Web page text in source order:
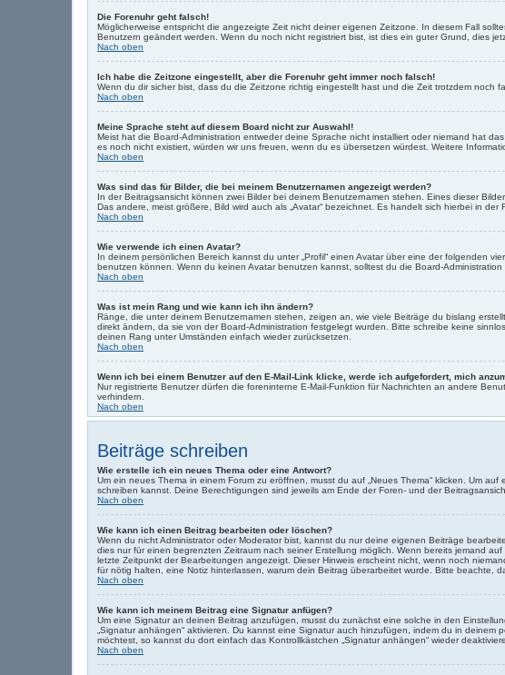
Die Forenuhr geht falsch!
Möglicherweise entspricht die angezeigte Zeit nicht deiner eigenen Zeitzone. In diesem Fall
Benutzern geändert werden. Wenn du noch nicht registriert bist, ist dies ein guter Grund, dies
Nach oben
Ich habe die Zeitzone eingestellt, aber die Forenuhr geht immer noch falsch!
Wenn du dir sicher bist, dass du die Zeitzone richtig eingestellt hast und die Zeit trotzdem noch
Nach oben
Meine Sprache steht auf diesem Board nicht zur Auswahl!
Meist hat die Board-Administration entweder deine Sprache nicht installiert oder niemand hat
es noch nicht existiert, würden wir uns freuen, wenn du es übersetzen würdest. Weitere
Nach oben
Was sind das für Bilder, die bei meinem Benutzernamen angezeigt werden?
In der Beitragsansicht können zwei Bilder bei deinem Benutzernamen stehen. Eines dieser
Das andere, meist größere, Bild wird auch als „Avatar“ bezeichnet. Es handelt sich hierbei in
Nach oben
Wie verwende ich einen Avatar?
In deinem persönlichen Bereich kannst du unter „Profil“ einen Avatar über eine der folgenden
benutzen können. Wenn du keinen Avatar benutzen kannst, solltest du die Board-Administration
Nach oben
Was ist mein Rang und wie kann ich ihn ändern?
Ränge, die unter deinem Benutzernamen stehen, zeigen an, wie viele Beiträge du bislang
direkt ändern, da sie von der Board-Administration festgelegt wurden. Bitte schreibe keine
deinen Rang unter Umständen einfach wieder zurücksetzen.
Nach oben
Wenn ich bei einem Benutzer auf den E-Mail-Link klicke, werde ich aufgefordert, mich
Nur registrierte Benutzer dürfen die foreninterne E-Mail-Funktion für Nachrichten an andere
verhindern.
Nach oben
Beiträge schreiben
Wie erstelle ich ein neues Thema oder eine Antwort?
Um ein neues Thema in einem Forum zu eröffnen, musst du auf „Neues Thema“ klicken. Um
schreiben kannst. Deine Berechtigungen sind jeweils am Ende der Foren- und der
Nach oben
Wie kann ich einen Beitrag bearbeiten oder löschen?
Wenn du nicht Administrator oder Moderator bist, kannst du nur deine eigenen Beiträge
dies nur für einen begrenzten Zeitraum nach seiner Erstellung möglich. Wenn bereits jemand
letzte Zeitpunkt der Bearbeitungen angezeigt. Dieser Hinweis erscheint nicht, wenn noch
für nötig halten, eine Notiz hinterlassen, warum dein Beitrag überarbeitet wurde. Bitte beachte,
Nach oben
Wie kann ich meinem Beitrag eine Signatur anfügen?
Um eine Signatur an deinen Beitrag anzufügen, musst du zunächst eine solche in den
„Signatur anhängen“ aktivieren. Du kannst eine Signatur auch hinzufügen, indem du in
möchtest, so kannst du dort einfach das Kontrollkästchen „Signatur anhängen“ wieder
Nach oben